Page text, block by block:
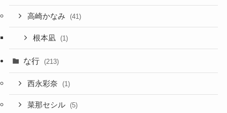
高崎かなみ (41)
根本凪 (1)
な行 (213)
西永彩奈 (1)
菜那セシル (5)